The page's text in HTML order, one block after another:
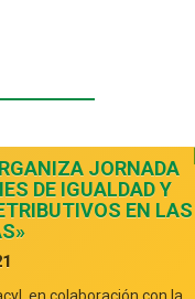
JORNADA
DE IGUALDAD Y
EN LAS